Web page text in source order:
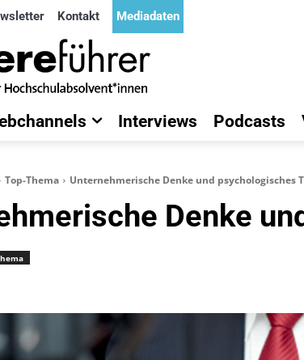
Kontakt Mediadaten
Interviews Podcasts
Top-Thema Unternehmerische Denke und psychologisches
Denke